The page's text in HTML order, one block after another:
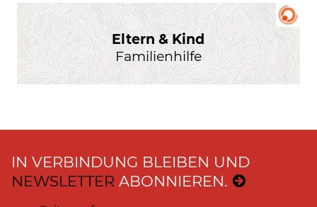
Eltern & Kind
Familienhilfe
IN VERBINDUNG BLEIBEN UND
NEWSLETTER ABONNIEREN.